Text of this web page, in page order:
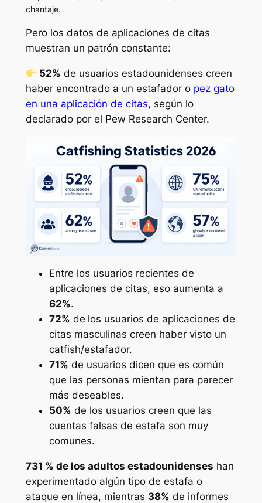
chantaje.
Pero los datos de aplicaciones de citas
muestran un patrón constante:
52% de usuarios estadounidenses creen
haber encontrado a un estafador o pez gato
en una aplicación de citas, según lo
declarado por el Pew Research Center.
Entre los usuarios recientes de
aplicaciones de citas, eso aumenta a
62%.
72% de los usuarios de aplicaciones de
citas masculinas creen haber visto un
catfish/estafador.
71% de usuarios dicen que es común
que las personas mientan para parecer
más deseables.
50% de los usuarios creen que las
cuentas falsas de estafa son muy
comunes.
731 % de los adultos estadounidenses han
experimentado algún tipo de estafa o
ataque en línea, mientras 38% de informes